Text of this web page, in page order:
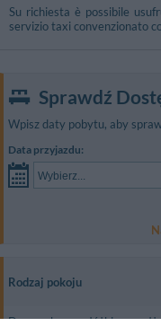
Su richiesta è possibile
servizio taxi convenzionato
Sprawdź
Wpisz daty pobytu, aby
Data przyjazdu:
Wybierz...
Rodzaj pokoju
Dwuosobowy z łóżkiem